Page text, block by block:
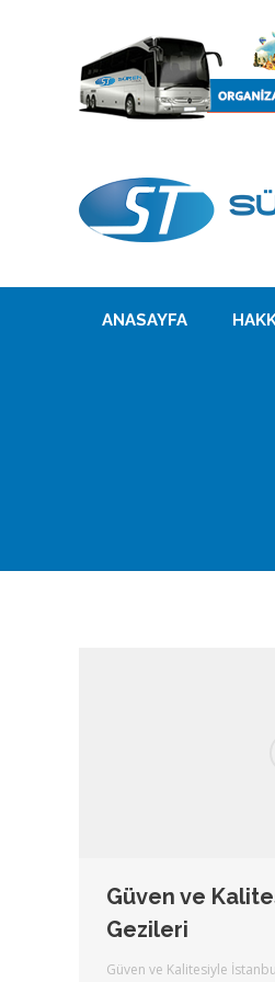
ANASAYFA
Güven ve
Gezileri
Güven ve Kalitesiyle